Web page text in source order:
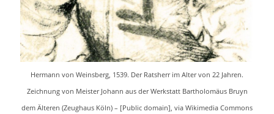
Hermann von Weinsberg, 1539. Der Ratsherr im Alter von 22 Jahren.
Zeichnung von Meister Johann aus der Werkstatt Bartholomäus Bruyn
dem Älteren (Zeughaus Köln) – [Public domain], via Wikimedia Commons